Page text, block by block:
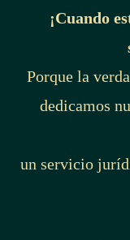
¡Cuando
Porque la
dedicamos
un servicio